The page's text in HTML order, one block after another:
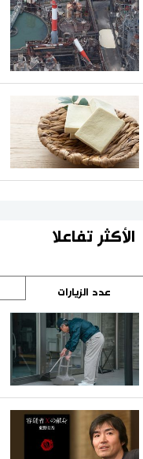
الأكثر تفاعلا
عدد الزيارات